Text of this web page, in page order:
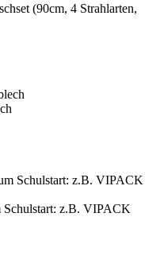
(90cm, 4 Strahlarten,
Schulstart: z.B. VIPACK